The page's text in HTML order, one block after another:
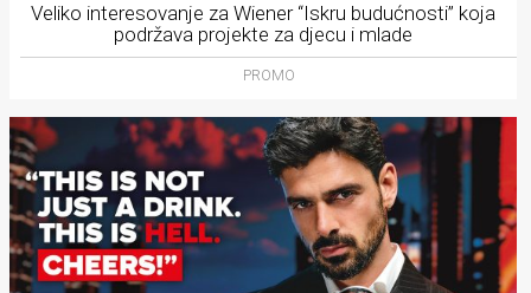
Veliko interesovanje za Wiener “Iskru budućnosti” koja
podržava projekte za djecu i mlade
PROMO